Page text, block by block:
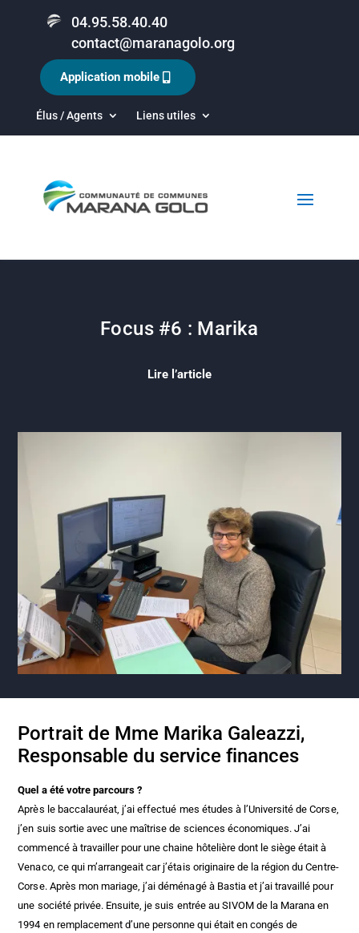
04.95.58.40.40
contact@maranagolo.org
Élus / Agents Liens utiles
Application mobile
Focus #6 : Marika
Lire l’article
Portrait de Mme Marika Galeazzi,
Responsable du service finances
Quel a été votre parcours ?
Après le baccalauréat, j’ai effectué mes études à l’Université de Corse,
j’en suis sortie avec une maîtrise de sciences économiques. J’ai
commencé à travailler pour une chaine hôtelière dont le siège était à
Venaco, ce qui m’arrangeait car j’étais originaire de la région du Centre-
Corse. Après mon mariage, j’ai déménagé à Bastia et j’ai travaillé pour
une société privée. Ensuite, je suis entrée au SIVOM de la Marana en
1994 en remplacement d’une personne qui était en congés de